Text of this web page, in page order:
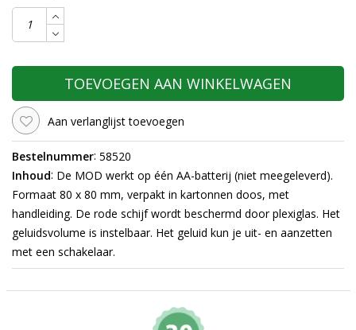
TOEVOEGEN AAN WINKELWAGEN
Aan verlanglijst toevoegen
Bestelnummer: 58520
Inhoud: De MOD werkt op één AA-batterij (niet meegeleverd).
Formaat 80 x 80 mm, verpakt in kartonnen doos, met
handleiding. De rode schijf wordt beschermd door plexiglas. Het
geluidsvolume is instelbaar. Het geluid kun je uit- en aanzetten
met een schakelaar.